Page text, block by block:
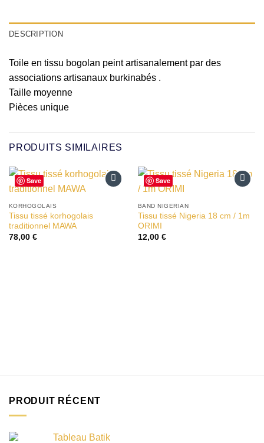
DESCRIPTION
Toile en tissu bogolan peint artisanalement par des
associations artisanaux burkinabés .
Taille moyenne
Pièces unique
PRODUITS SIMILAIRES
Save
KORHOGOLAIS
Tissu tissé korhogolais
traditionnel MAWA
78,00 €
Save
d’envies
BAND NIGERIAN
Tissu tissé Nigeria 18 cm / 1m
ORIMI
12,00 €
PRODUIT RÉCENT
Tableau Batik